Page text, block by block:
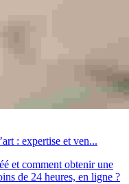
: expertise et ven...
et comment obtenir une
de 24 heures, en ligne ?